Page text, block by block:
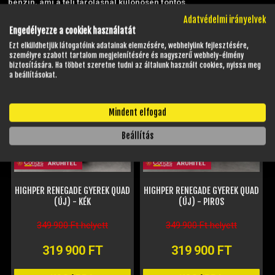
benzin, ami a téli tárolásnál különösen fontos.
HELYETTESÍTŐ TERMÉKEK
HIGHPER RENEGADE GYEREK QUAD
(ÚJ) - KÉK
349 900 Ft helyett
319 900 FT
HIGHPER RENEGADE GYEREK QUAD
(ÚJ) - PIROS
349 900 Ft helyett
319 900 FT
Adatvédelmi irányelvek
Engedélyezze a cookiek használatát
Ezt elküldhetjük látogatóink adatainak elemzésére, webhelyünk fejlesztésére,
személyre szabott tartalom megjelenítésére és nagyszerű webhely-élmény
biztosítására. Ha többet szeretne tudni az általunk használt cookies, nyissa meg
a beállításokat.
Mindent elfogad
Beállítás